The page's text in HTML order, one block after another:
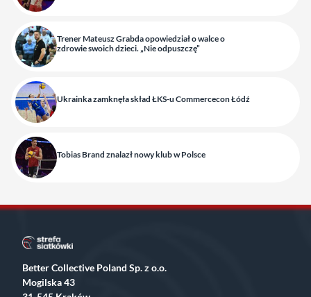
Trener Mateusz Grabda opowiedział o walce o
zdrowie swoich dzieci. „Nie odpuszczę”
Ukrainka zamknęła skład ŁKS-u Commercecon Łódź
Tobias Brand znalazł nowy klub w Polsce
Better Collective Poland Sp. z o.o.
Mogilska 43